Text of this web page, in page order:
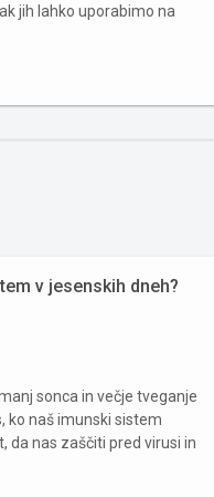
jih lahko uporabimo na
v jesenskih dneh?
sonca in večje tveganje
ko naš imunski sistem
da nas zaščiti pred virusi in